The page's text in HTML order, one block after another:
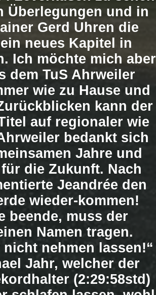
Überlegungen und in
Gerd Uhren die
neues Kapitel in
Ich möchte mich aber
dem TuS Ahrweiler
wie zu Hause und
kann der
auf regionaler wie
bedankt sich
Jahre und
die Zukunft. Nach
Jeandrée den
wieder-kommen!
beende, muss der
Namen tragen.
nehmen lassen!“
Jahr, welcher der
(2:29:58std)